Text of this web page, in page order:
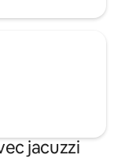
jacuzzi